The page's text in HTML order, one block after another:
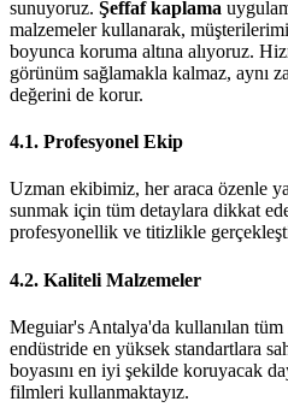
sunuyoruz. Şeffaf kaplama
malzemeler kullanarak,
boyunca koruma altına alıyoruz.
görünüm sağlamakla kalmaz, aynı
değerini de korur.
4.1. Profesyonel Ekip
Uzman ekibimiz, her araca özenle
sunmak için tüm detaylara dikkat
profesyonellik ve titizlikle
4.2. Kaliteli Malzemeler
Meguiar's Antalya'da kullanılan
endüstride en yüksek standartlara
boyasını en iyi şekilde koruyacak
filmleri kullanmaktayız.